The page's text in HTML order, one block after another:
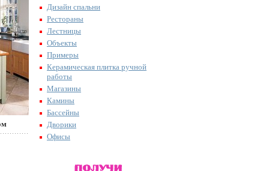
Дизайн спальни
Рестораны
Лестницы
Объекты
Примеры
Керамическая плитка ручной
работы
Магазины
Камины
Бассейны
Дворики
Офисы